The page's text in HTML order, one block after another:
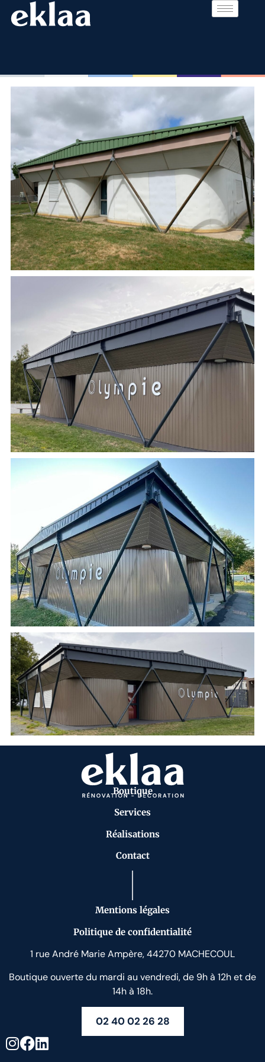
Boutique
Services
Réalisations
Contact
Mentions légales
Politique de confidentialité
1 rue André Marie Ampère, 44270 MACHECOUL
Boutique ouverte du mardi au vendredi, de 9h à 12h et de
14h à 18h.
02 40 02 26 28